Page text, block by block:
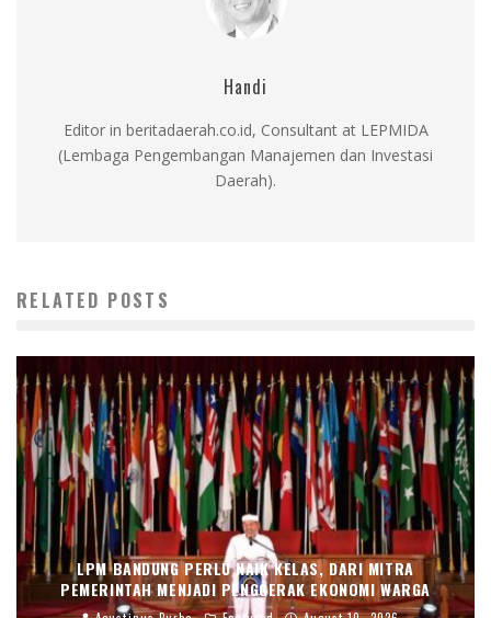
Handi
Editor in beritadaerah.co.id, Consultant at LEPMIDA
(Lembaga Pengembangan Manajemen dan Investasi
Daerah).
RELATED POSTS
LPM BANDUNG PERLU NAIK KELAS, DARI MITRA
PEMERINTAH MENJADI PENGGERAK EKONOMI WARGA